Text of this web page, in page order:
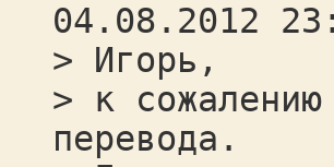
04.08.2012
> Игорь,
> к
перевода.